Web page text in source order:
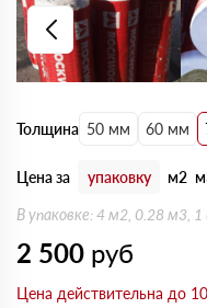
Толщина 50 мм 60 мм
Цена за упаковку м2
В упаковке: 4 м2, 0.28 м3,
2 500 руб
Цена действительна до